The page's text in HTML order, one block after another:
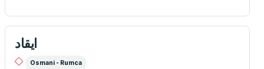
ايقاد
Osmani - Rumca